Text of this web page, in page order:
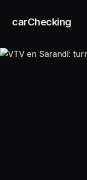
carChecking